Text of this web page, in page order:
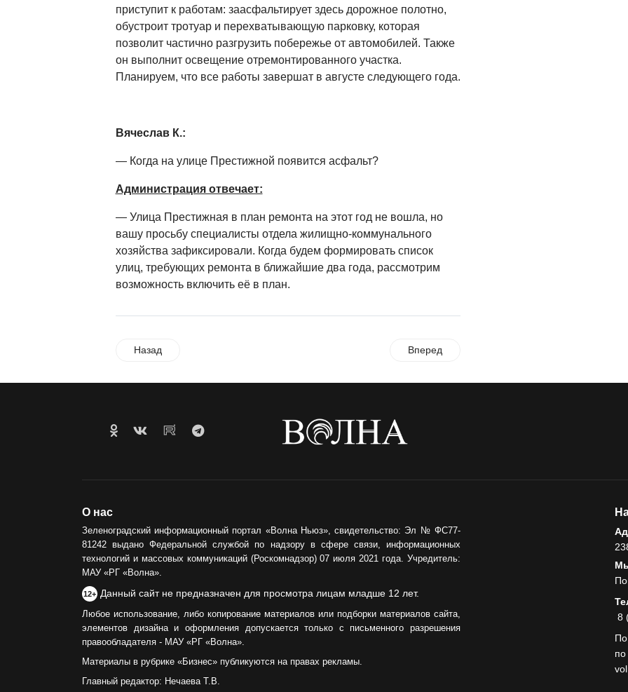
приступит к работам: заасфальтирует здесь дорожное полотно,
обустроит тротуар и перехватывающую парковку, которая
позволит частично разгрузить побережье от автомобилей. Также
он выполнит освещение отремонтированного участка.
Планируем, что все работы завершат в августе следующего года.
Вячеслав К.:
— Когда на улице Престижной появится асфальт?
Администрация отвечает:
— Улица Престижная в план ремонта на этот год не вошла, но
вашу просьбу специалисты отдела жилищно-коммунального
хозяйства зафиксировали. Когда будем формировать список
улиц, требующих ремонта в ближайшие два года, рассмотрим
возможность включить её в план.
Назад Вперед
О нас
Зеленоградский информационный портал «Волна Ньюз», свидетельство: Эл № ФС77-
81242 выдано Федеральной службой по надзору в сфере связи, информационных
технологий и массовых коммуникаций (Роскомнадзор) 07 июля 2021 года. Учредитель:
МАУ «РГ «Волна».
12+ Данный сайт не предназначен для просмотра лицам младше 12 лет.
Любое использование, либо копирование материалов или подборки материалов сайта,
элементов дизайна и оформления допускается только с письменного разрешения
правообладателя - МАУ «РГ «Волна».
Материалы в рубрике «Бизнес» публикуются на правах рекламы.
Главный редактор: Нечаева Т.В.
8